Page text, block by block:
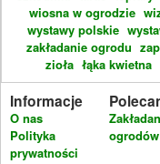
wiosna w ogrodzie
wystawy polskie
zakładanie ogrodu
zioła łąka kwietna
Informacje
O nas
Polityka
prywatności
ogrodów